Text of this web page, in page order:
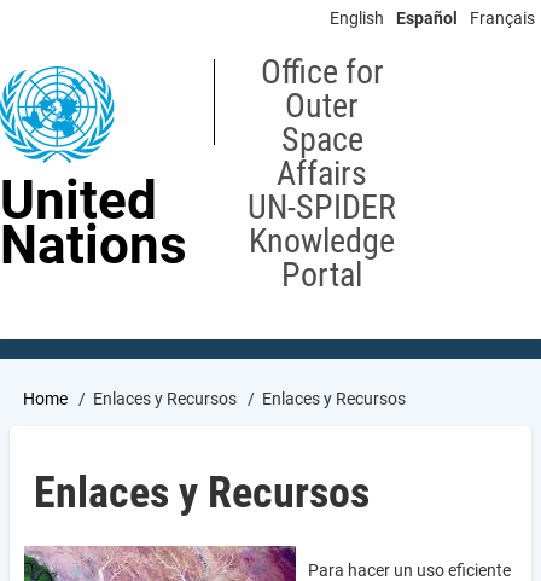
content
English Español Français
United
Nations
Office for
Outer
Space
Affairs
UN-SPIDER
Knowledge
Portal
Breadcrumb
Home Enlaces y Recursos Enlaces y Recursos
Enlaces y Recursos
Para hacer un uso eficiente